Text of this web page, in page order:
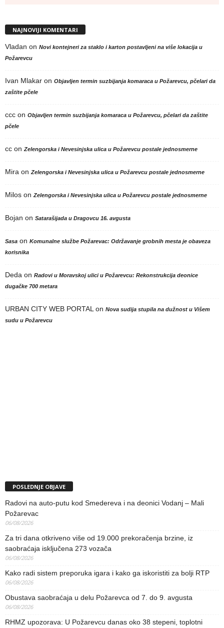
NAJNOVIJI KOMENTARI
Vladan on Novi kontejneri za staklo i karton postavljeni na više lokacija u
Požarevcu
Ivan Mlakar on Objavljen termin suzbijanja komaraca u Požarevcu, pčelari da
zaštite pčele
ccc on Objavljen termin suzbijanja komaraca u Požarevcu, pčelari da zaštite
pčele
cc on Zelengorska i Nevesinjska ulica u Požarevcu postale jednosmerne
Mira on Zelengorska i Nevesinjska ulica u Požarevcu postale jednosmerne
Milos on Zelengorska i Nevesinjska ulica u Požarevcu postale jednosmerne
Bojan on Satarašijada u Dragovcu 16. avgusta
Sasa on Komunalne službe Požarevac: Održavanje grobnih mesta je obaveza
korisnika
Deda on Radovi u Moravskoj ulici u Požarevcu: Rekonstrukcija deonice
dugačke 700 metara
URBAN CITY WEB PORTAL on Nova sudija stupila na dužnost u Višem
sudu u Požarevcu
POSLEDNJE OBJAVE
Radovi na auto-putu kod Smedereva i na deonici Vodanj – Mali
Požarevac
06/08/2026
Za tri dana otkriveno više od 19.000 prekoračenja brzine, iz
saobraćaja isključena 273 vozača
06/08/2026
Kako radi sistem preporuka igara i kako ga iskoristiti za bolji RTP
06/08/2026
Obustava saobraćaja u delu Požarevca od 7. do 9. avgusta
06/08/2026
RHMZ upozorava: U Požarevcu danas oko 38 stepeni, toplotni